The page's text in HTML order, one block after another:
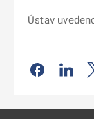
Ústav
Odkaz